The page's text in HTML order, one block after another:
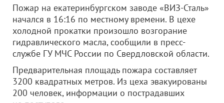
Пожар на екатеринбургском заводе «ВИЗ-Сталь»
начался в 16:16 по местному времени. В цехе
холодной прокатки произошло возгорание
гидравлического масла, сообщили в пресс-
службе ГУ МЧС России по Свердловской области.
Предварительная площадь пожара составляет
3200 квадратных метров. Из цеха эвакуированы
200 человек, информации о пострадавших